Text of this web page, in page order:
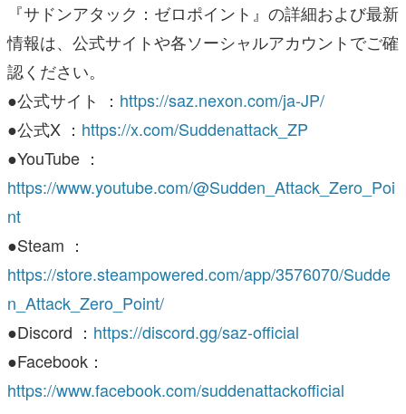
『サドンアタック：ゼロポイント』の詳細および最新
情報は、公式サイトや各ソーシャルアカウントでご確
認ください。
●公式サイト ： https://saz.nexon.com/ja-JP/
●公式X ： https://x.com/Suddenattack_ZP
●YouTube ：
https://www.youtube.com/@Sudden_Attack_Zero_Poi
nt
●Steam ：
https://store.steampowered.com/app/3576070/Sudde
n_Attack_Zero_Point/
●Discord ： https://discord.gg/saz-official
●Facebook：
https://www.facebook.com/suddenattackofficial